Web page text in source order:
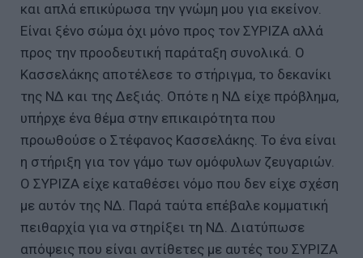
και απλά επικύρωσα την γνώμη μου για εκείνον.
Είναι ξένο σώμα όχι μόνο προς τον ΣΥΡΙΖΑ αλλά
προς την προοδευτική παράταξη συνολικά. Ο
Κασσελάκης αποτέλεσε το στήριγμα, το δεκανίκι
της ΝΔ και της Δεξιάς. Οπότε η ΝΔ είχε πρόβλημα,
υπήρχε ένα θέμα στην επικαιρότητα που
προωθούσε ο Στέφανος Κασσελάκης. Το ένα είναι
η στήριξη για τον γάμο των ομόφυλων ζευγαριών.
Ο ΣΥΡΙΖΑ είχε καταθέσει νόμο που δεν είχε σχέση
με αυτόν της ΝΔ. Παρά ταύτα επέβαλε κομματική
πειθαρχία για να στηρίξει τη ΝΔ. Διατύπωσε
απόψεις που είναι αντίθετες με αυτές του ΣΥΡΙΖΑ